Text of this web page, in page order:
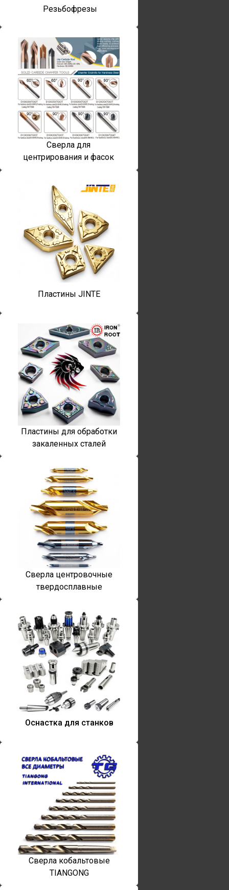
Резьбофрезы
Сверла для
центрирования и фасок
Пластины JINTE
Пластины для обработки
закаленных сталей
Сверла центровочные
твердосплавные
Оснастка для станков
Сверла кобальтовые
TIANGONG